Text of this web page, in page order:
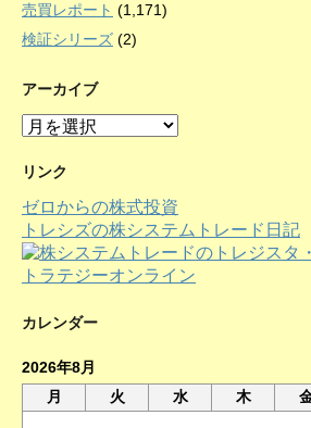
売買レポート (1,171)
検証シリーズ (2)
アーカイブ
ア
カ
ブ
リンク
ゼロからの株式投資
トレシズの株システムトレード日記
カレンダー
2026年8月
月
火 水 木